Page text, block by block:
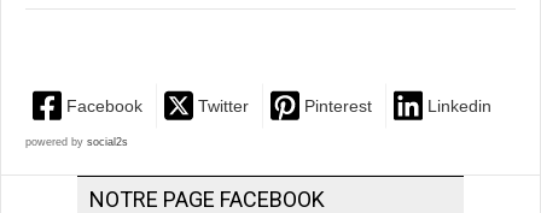
Facebook Twitter Pinterest Linkedin
powered by social2s
NOTRE PAGE FACEBOOK